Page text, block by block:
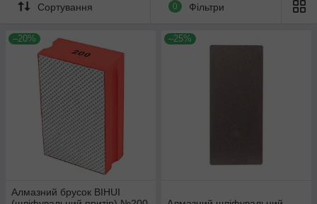
Сортування 0 Фільтри
–20%
Алмазний брусок BIHUI
–25%